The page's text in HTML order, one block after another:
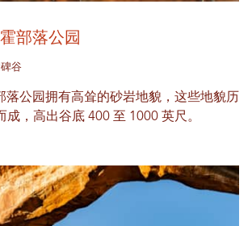
部落公园
谷
落公园拥有高耸的砂岩地貌，这些地貌历
成，高出谷底 400 至 1000 英尺。